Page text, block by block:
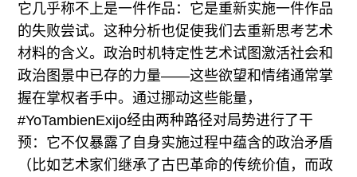
它几乎称不上是一件作品：它是重新实施一件作品
的失败尝试。这种分析也促使我们去重新思考艺术
材料的含义。政治时机特定性艺术试图激活社会和
政治图景中已存的力量——这些欲望和情绪通常掌
握在掌权者手中。通过挪动这些能量，
#YoTambienExijo经由两种路径对局势进行了干
预：它不仅暴露了自身实施过程中蕴含的政治矛盾
（比如艺术家们继承了古巴革命的传统价值，而政